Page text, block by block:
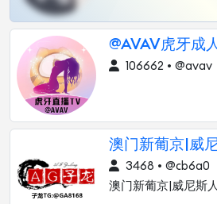
@AVAV虎牙成
106662 • @avav
澳门新葡京|威
3468 • @cb6a0
澳门新葡京|威尼斯